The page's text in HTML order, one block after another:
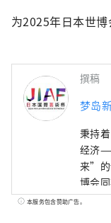
为2025年日本世博
撰稿
梦岛
秉持
经济
来”的
博会
158个
本服务包含赞助广告。